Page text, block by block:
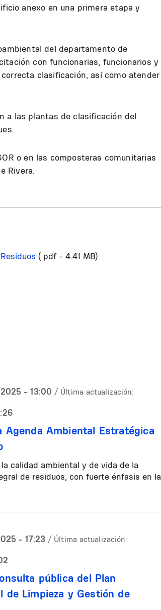
anexo en una primera etapa y
del departamento de
con funcionarias, funcionarios y
clasificación, así como atender
a las plantas de clasificación del
o en las composteras comunitarias
Rivera.
( pdf - 4.41 MB)
- 13:00 / Última actualización:
Agenda Ambiental Estratégica
calidad ambiental y de vida de la
de residuos, con fuerte énfasis en la
- 17:23 / Última actualización:
pública del Plan
de Limpieza y Gestión de